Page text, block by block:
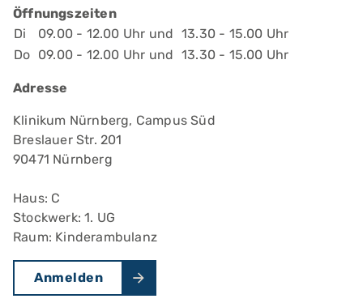
Öffnungszeiten
Di
09.00 - 12.00 Uhr und 13.30 - 15.00 Uhr
Do 09.00 - 12.00 Uhr und 13.30 - 15.00 Uhr
Adresse
Klinikum Nürnberg, Campus Süd
Breslauer Str. 201
90471 Nürnberg
Haus: C
Stockwerk: 1. UG
Raum: Kinderambulanz
Anmelden